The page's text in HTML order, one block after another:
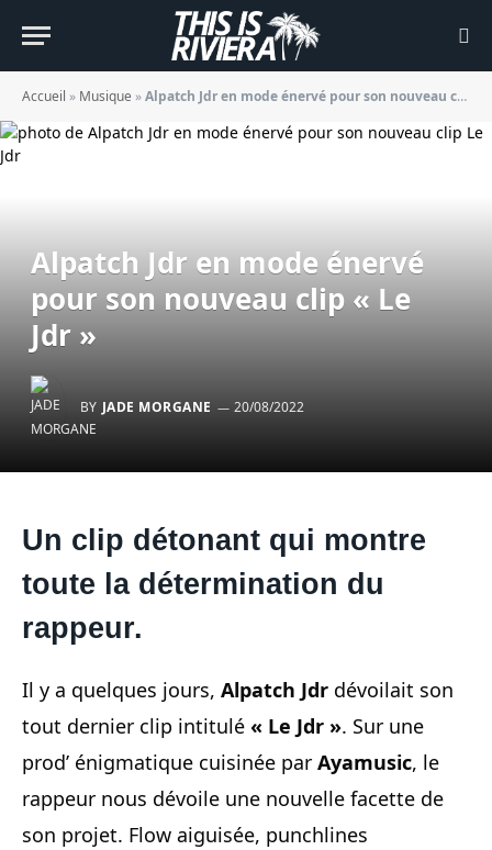
Accueil » Musique »Alpatch Jdr en mode énervé pour son nouveau clip « Le Jdr »
Alpatch Jdr en mode énervé
pour son nouveau clip « Le
Jdr »
BY JADE MORGANE 20/08/2022
Un clip détonant qui montre
toute la détermination du
rappeur.
Il y a quelques jours, Alpatch Jdr dévoilait son
tout dernier clip intitulé « Le Jdr ». Sur une
prod’ énigmatique cuisinée par Ayamusic, le
rappeur nous dévoile une nouvelle facette de
son projet. Flow aiguisée, punchlines